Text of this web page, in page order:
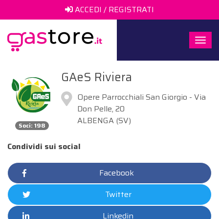
ACCEDI / REGISTRATI
Soci: 198
GAeS Riviera
Opere Parrocchiali San Giorgio - Via
Don Pelle, 20
ALBENGA (SV)
Condividi sui social
Facebook
Twitter
Linkedin